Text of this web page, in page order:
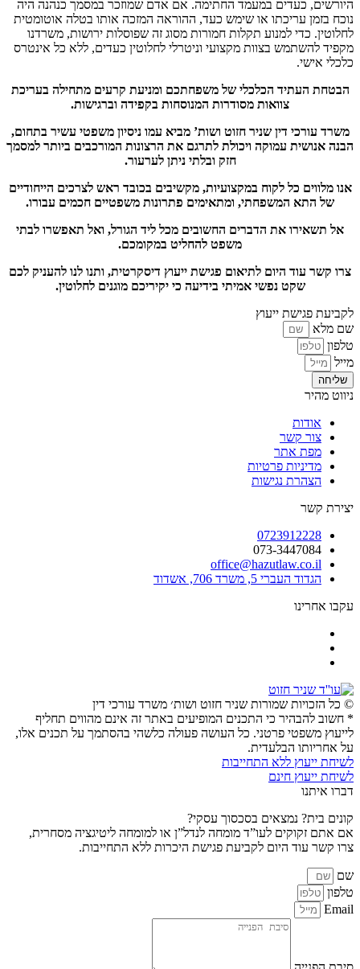
היורשים, כעדים במעמד החתימה. אם אדם שמוזכר במסמך כנהנה היה
נוכח בזמן עריכתו או שימש כעד, ההוראה המזכה אותו בטלה אוטומטית
לחלוטין. כדי למנוע תקלות חמורות מסוג זה שפוסלות ירושות, משרדנו
מקפיד להשתמש בצוות מקצועי וניטרלי לחלוטין כעדים, ללא כל אינטרס
כלכלי אישי.
הבטחת העתיד הכלכלי של משפחתכם ומניעת קרעים מתחילה בעריכת
צוואות מסודרות המנוסחות בקפידה וברגישות.
משרד עורכי דין שניר חזוט ושות’ מביא עמו ניסיון משפטי עשיר בתחום,
הבנה אנושית עמוקה ויכולת לתרגם את הרצונות המורכבים ביותר למסמך
חזק ובלתי ניתן לערעור.
אנו מלווים כל לקוח במקצועיות, מקשיבים בכובד ראש לצרכים הייחודיים
של התא המשפחתי, ומתאימים פתרונות משפטיים חכמים עבורו.
אל תשאירו את הדברים החשובים מכל ליד הגורל, ואל תאפשרו לבתי
משפט להחליט במקומכם.
צרו קשר עוד היום לתיאום פגישת ייעוץ דיסקרטית, ותנו לנו להעניק לכם
שקט נפשי אמיתי בידיעה כי יקיריכם מוגנים לחלוטין.
לקביעת פגישת ייעוץ
שם מלא
טלפון
מייל
שליחה
ניווט מהיר
אודות
צור קשר
מפת אתר
מדיניות פרטיות
הצהרת נגישות
יצירת קשר
0723912228
073-3447084
office@hazutlaw.co.il
הגדוד העברי 5, משרד 706, אשדוד
עקבו אחרינו
© כל הזכויות שמורות שניר חזוט ושות׳ משרד עורכי דין
* חשוב להבהיר כי התכנים המופיעים באתר זה אינם מהווים תחליף
לייעוץ משפטי פרטני. כל העושה פעולה כלשהי בהסתמך על תכנים אלו,
על אחריותו הבלעדית.
לשיחת ייעוץ ללא התחייבות
לשיחת ייעוץ חינם
דברו איתנו
קונים בית? נמצאים בסכסוך עסקי?
אם אתם זקוקים לעו”ד מומחה לנדל”ן או למומחה ליטיגציה מסחרית,
צרו קשר עוד היום לקביעת פגישת היכרות ללא התחייבות.
שם
טלפון
Email